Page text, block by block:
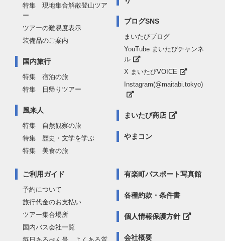
特集 現地集合解散登山ツア
ー
ツアーの難易度表示
装備品のご案内
国内旅行
特集 宿泊の旅
特集 日帰りツアー
風来人
特集 自然観察の旅
特集 歴史・文学を学ぶ
特集 美食の旅
ブログSNS
まいたびブログ
YouTube まいたびチャンネ
ル
X まいたびVOICE
Instagram(@maitabi.tokyo)
まいたび商店
やまコン
ご利用ガイド
予約について
旅行代金のお支払い
ツアー集合場所
国内バス会社一覧
有楽町パスポート写真館
各種約款・条件書
個人情報保護方針
会社概要